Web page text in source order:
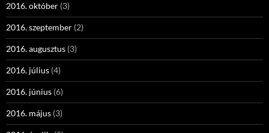
2016. október (3)
2016. szeptember (2)
2016. augusztus (3)
2016. július (4)
2016. június (6)
2016. május (3)